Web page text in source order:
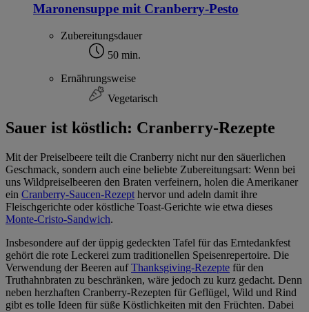
Maronensuppe mit Cranberry-Pesto
Zubereitungsdauer
50 min.
Ernährungsweise
Vegetarisch
Sauer ist köstlich: Cranberry-Rezepte
Mit der Preiselbeere teilt die Cranberry nicht nur den säuerlichen
Geschmack, sondern auch eine beliebte Zubereitungsart: Wenn bei
uns Wildpreiselbeeren den Braten verfeinern, holen die Amerikaner
ein Cranberry-Saucen-Rezept hervor und adeln damit ihre
Fleischgerichte oder köstliche Toast-Gerichte wie etwa dieses
Monte-Cristo-Sandwich.
Insbesondere auf der üppig gedeckten Tafel für das Erntedankfest
gehört die rote Leckerei zum traditionellen Speisenrepertoire. Die
Verwendung der Beeren aufThanksgiving-Rezepte für den
Truthahnbraten zu beschränken, wäre jedoch zu kurz gedacht. Denn
neben herzhaften Cranberry-Rezepten für Geflügel, Wild und Rind
gibt es tolle Ideen für süße Köstlichkeiten mit den Früchten. Dabei